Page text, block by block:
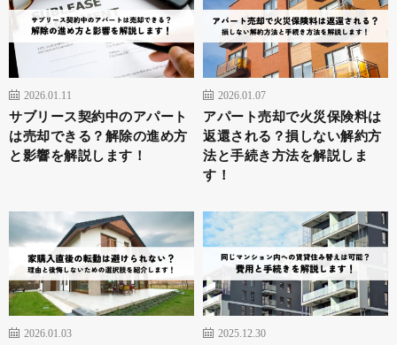
2026.01.11
サブリース契約中のアパート
は売却できる？解除の進め方
と影響を解説します！
2026.01.07
アパート売却で火災保険料は
返還される？損しない解約方
法と手続き方法を解説しま
す！
2026.01.03 2025.12.30